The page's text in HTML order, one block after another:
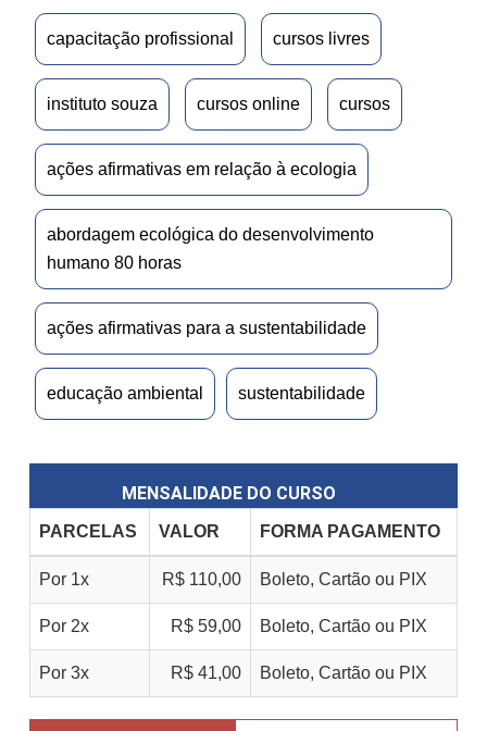
capacitação profissional cursos livres
instituto souza cursos online cursos
ações afirmativas em relação à ecologia
abordagem ecológica do desenvolvimento
humano 80 horas
ações afirmativas para a sustentabilidade
educação ambiental sustentabilidade
MENSALIDADE DO CURSO
PARCELAS VALOR FORMA PAGAMENTO
Por 1x R$ 110,00 Boleto, Cartão ou PIX
Por 2x R$ 59,00 Boleto, Cartão ou PIX
Por 3x R$ 41,00 Boleto, Cartão ou PIX